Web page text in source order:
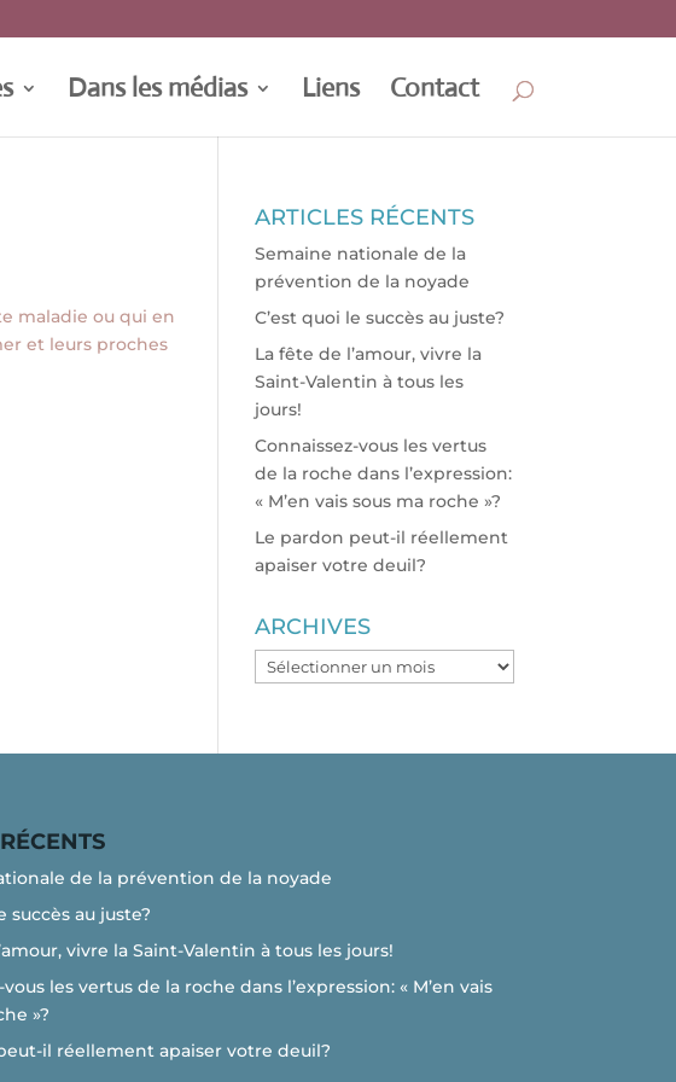
Dans les médias Liens Contact
maladie ou qui en
et leurs proches
ARTICLES RÉCENTS
Semaine nationale de la
prévention de la noyade
C’est quoi le succès au juste?
La fête de l’amour, vivre la
Saint-Valentin à tous les
jours!
Connaissez-vous les vertus
de la roche dans l’expression:
« M’en vais sous ma roche »?
Le pardon peut-il réellement
apaiser votre deuil?
ARCHIVES
ARCHIVES
de la prévention de la noyade
succès au juste?
vivre la Saint-Valentin à tous les jours!
les vertus de la roche dans l’expression: « M’en vais
»?
il réellement apaiser votre deuil?